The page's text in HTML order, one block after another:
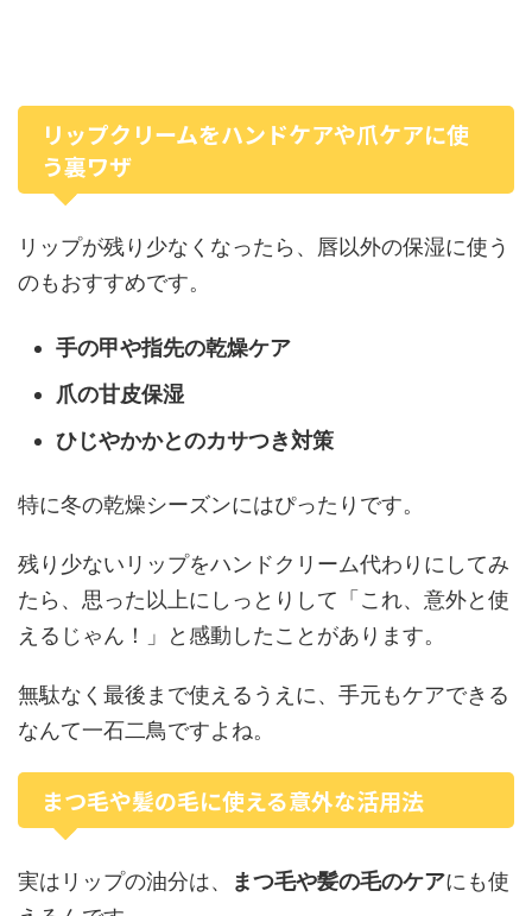
リップクリームをハンドケアや爪ケアに使
う裏ワザ
リップが残り少なくなったら、唇以外の保湿に使う
のもおすすめです。
手の甲や指先の乾燥ケア
爪の甘皮保湿
ひじやかかとのカサつき対策
特に冬の乾燥シーズンにはぴったりです。
残り少ないリップをハンドクリーム代わりにしてみ
たら、思った以上にしっとりして「これ、意外と使
えるじゃん！」と感動したことがあります。
無駄なく最後まで使えるうえに、手元もケアできる
なんて一石二鳥ですよね。
まつ毛や髪の毛に使える意外な活用法
実はリップの油分は、 まつ毛や髪の毛のケアにも使